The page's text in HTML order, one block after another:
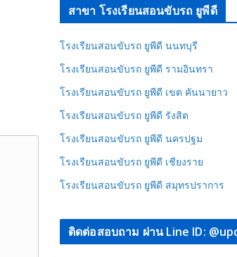
สาขา โรงเรียนสอนขับรถ ยูพีดี
โรงเรียนสอนขับรถ ยูพีดี นนทบุรี
โรงเรียนสอนขับรถ ยูพีดี รามอินทรา
โรงเรียนสอนขับรถ ยูพีดี เขต คันนายาว
โรงเรียนสอนขับรถ ยูพีดี รังสิต
โรงเรียนสอนขับรถ ยูพีดี นครปฐม
โรงเรียนสอนขับรถ ยูพีดี เชียงราย
โรงเรียนสอนขับรถ ยูพีดี สมุทรปราการ
ติดต่อสอบถาม ผ่าน Line ID: